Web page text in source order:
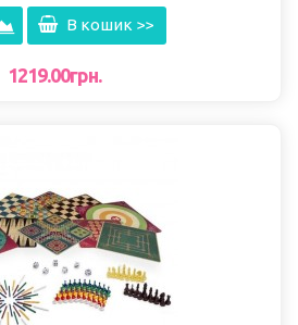
В кошик >>
1219.00грн.